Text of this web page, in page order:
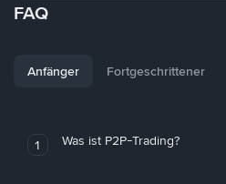
FAQ
Anfänger Fortgeschrittener
1 Was ist P2P-Trading?